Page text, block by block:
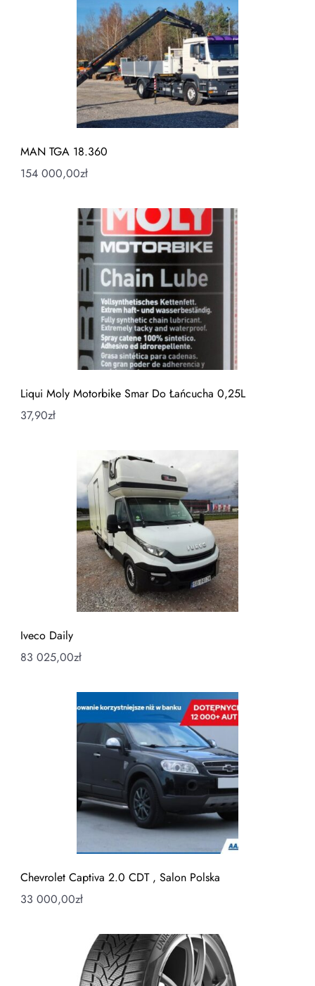
MAN TGA 18.360
154 000,00zł
Liqui Moly Motorbike Smar Do Łańcucha 0,25L
37,90zł
Iveco Daily
83 025,00zł
Chevrolet Captiva 2.0 CDT , Salon Polska
33 000,00zł